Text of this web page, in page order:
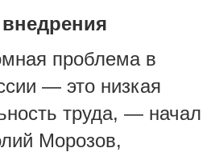
проблема в
— это низкая
труда, — начал
Морозов,